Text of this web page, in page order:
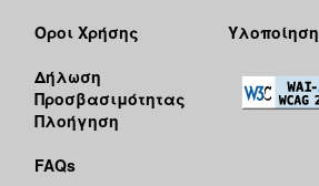
Όροι Χρήσης
Δήλωση
Προσβασιμότητας
Πλοήγηση
FAQs
Υλοποίηση